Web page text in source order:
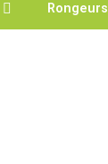
Rongeurs